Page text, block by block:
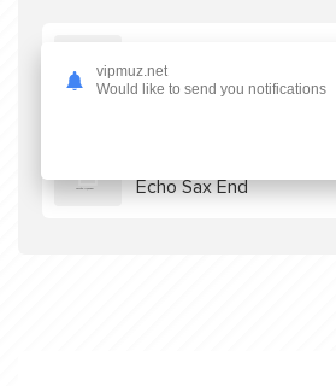
Help Yourself To My Love
Echo Sax End
vipmuz.net
Would like to send you notifications